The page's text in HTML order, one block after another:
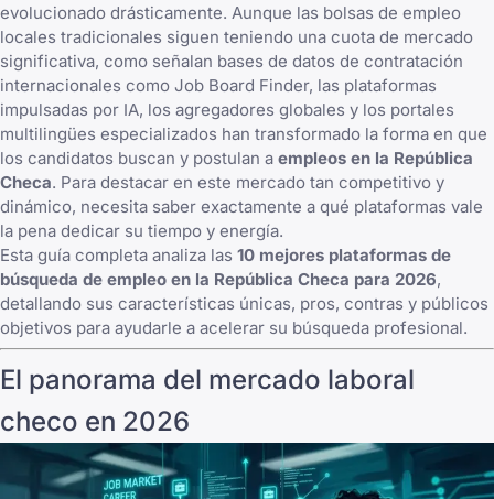
evolucionado drásticamente. Aunque las bolsas de empleo
locales tradicionales siguen teniendo una cuota de mercado
significativa, como señalan bases de datos de contratación
internacionales como Job Board Finder, las plataformas
impulsadas por IA, los agregadores globales y los portales
multilingües especializados han transformado la forma en que
los candidatos buscan y postulan a empleos en la República
Checa. Para destacar en este mercado tan competitivo y
dinámico, necesita saber exactamente a qué plataformas vale
la pena dedicar su tiempo y energía.
Esta guía completa analiza las 10 mejores plataformas de
búsqueda de empleo en la República Checa para 2026,
detallando sus características únicas, pros, contras y públicos
objetivos para ayudarle a acelerar su búsqueda profesional.
El panorama del mercado laboral
checo en 2026